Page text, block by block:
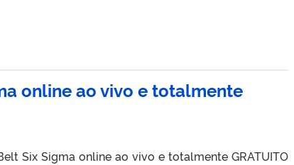
online ao vivo e totalmente
Six Sigma online ao vivo e totalmente GRATUITO